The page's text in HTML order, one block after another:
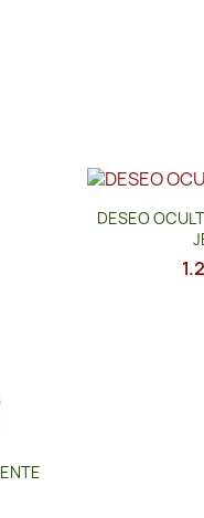

DESEO